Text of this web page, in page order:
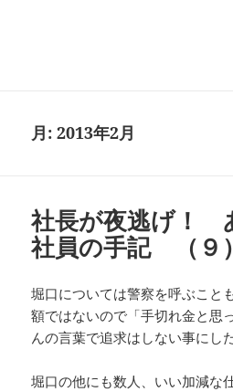
月:2013年2月
社長が夜逃げ！
社員の手記 （９）
堀口については警察を呼ぶこと
額ではないので「手切れ金と思
んの言葉で追求はしない事にした
堀口の他にも数人、いい加減な